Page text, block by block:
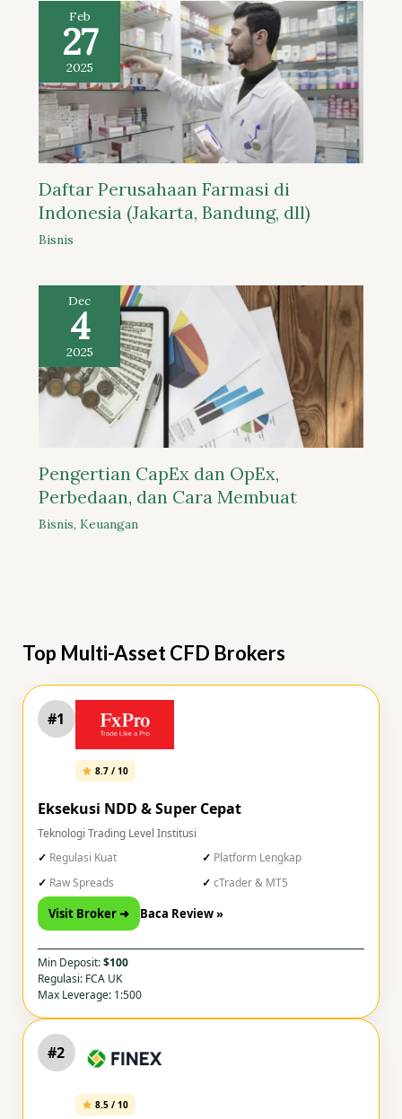
Feb
27
2025
Daftar Perusahaan Farmasi di
Indonesia (Jakarta, Bandung, dll)
Bisnis
Dec
4
2025
Pengertian CapEx dan OpEx,
Perbedaan, dan Cara Membuat
Bisnis, Keuangan
Top Multi-Asset CFD Brokers
#1
8.7 / 10
Eksekusi NDD & Super Cepat
Teknologi Trading Level Institusi
Regulasi Kuat
Platform Lengkap
Raw Spreads
cTrader & MT5
Visit Broker ➜ Baca Review »
Min Deposit:$100
Regulasi: FCA UK
Max Leverage: 1:500
#2
8.5 / 10